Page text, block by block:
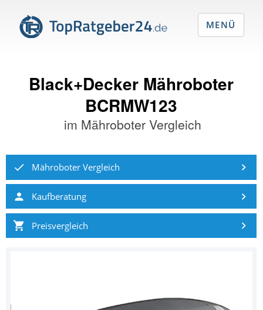
Black+Decker Mähroboter
BCRMW123
im Mähroboter Vergleich
Mähroboter Vergleich
Kaufberatung
Preisvergleich
MENÜ